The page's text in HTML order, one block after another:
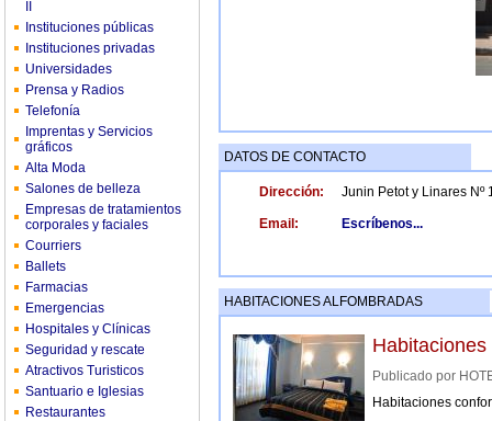
Instituciones públicas
Instituciones privadas
Universidades
Prensa y Radios
Telefonía
Imprentas y Servicios
gráficos
Alta Moda
Salones de belleza
Empresas de tratamientos
corporales y faciales
Courriers
Ballets
Farmacias
Emergencias
Hospitales y Clínicas
Seguridad y rescate
Atractivos Turisticos
Santuario e Iglesias
Restaurantes
DATOS DE CONTACTO
Dirección: Junin Petot y Linares Nº
Email: Escríbenos...
HABITACIONES ALFOMBRADAS
Publicado por
Habitaciones